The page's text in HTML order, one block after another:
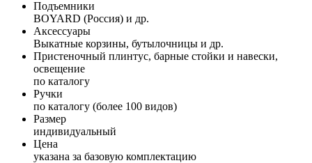
Подъемники
BOYARD (Россия) и др.
Аксессуары
Выкатные корзины, бутылочницы и др.
Пристеночный плинтус, барные стойки и навески,
освещение
по каталогу
Ручки
по каталогу (более 100 видов)
Размер
индивидуальный
Цена
указана за базовую комплектацию